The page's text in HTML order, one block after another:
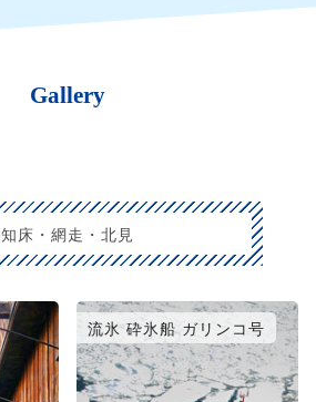
Gallery
知床・網走・北見
流氷 砕氷船 ガリンコ号